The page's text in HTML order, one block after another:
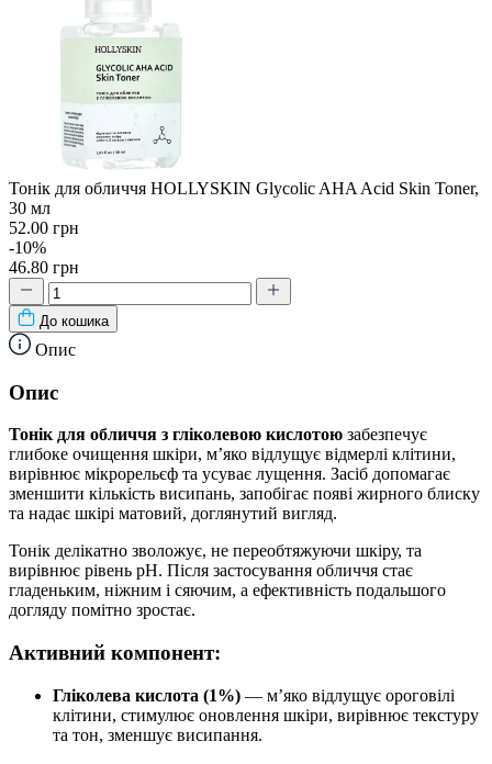
Тонік для обличчя HOLLYSKIN Glycolic AHA Acid Skin Toner,
30 мл
52.00 грн
-10%
46.80 грн
До кошика
Опис
Опис
Тонік для обличчя з гліколевою кислотою забезпечує
глибоке очищення шкіри, м’яко відлущує відмерлі клітини,
вирівнює мікрорельєф та усуває лущення. Засіб допомагає
зменшити кількість висипань, запобігає появі жирного блиску
та надає шкірі матовий, доглянутий вигляд.
Тонік делікатно зволожує, не переобтяжуючи шкіру, та
вирівнює рівень pH. Після застосування обличчя стає
гладеньким, ніжним і сяючим, а ефективність подальшого
догляду помітно зростає.
Активний компонент:
Гліколева кислота (1%) — м’яко відлущує ороговілі
клітини, стимулює оновлення шкіри, вирівнює текстуру
та тон, зменшує висипання.